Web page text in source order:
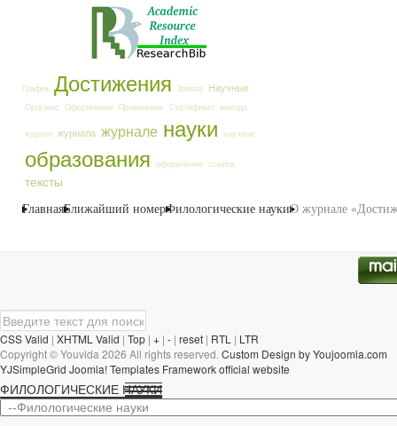
График Достижения Заявка Научные
Оргвзнос Оформление Правильное Сертификат выхода
журнал журнала журнале науки научные
образования оформление ссылок
тексты
ГлавнаяБлижайший номерФилологические наукиО журнале
CSS Valid | XHTML Valid | Top | + | - | reset | RTL | LTR
Copyright ©Youvida 2026 All rights reserved. Custom Design by Youjoomla.com
YJSimpleGrid Joomla! Templates Framework official website
ФИЛОЛОГИЧЕСКИЕ НАУКИ